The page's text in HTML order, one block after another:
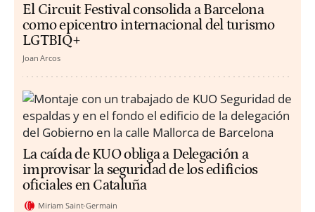
El Circuit Festival consolida a Barcelona
como epicentro internacional del turismo
LGTBIQ+
Joan Arcos
La caída de KUO obliga a Delegación a
improvisar la seguridad de los edificios
oficiales en Cataluña
Miriam Saint-Germain